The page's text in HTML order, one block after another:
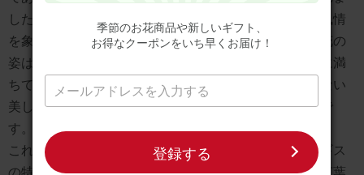
した。日本の文学や芸術において、ホトトギスは秋の風情
を象徴する花として描かれてきました。しかし、その花の
姿は決して衰えを感じさせず、むしろ若々しさと活力に満
ちています。この対比が、時の流れに関わらず変わらない
美しさや活力の象徴として解釈されるようになったので
す。
これらの花言葉は、日本の伝統的な花文化と、ホトトギス
季節のお花商品や新しいギフト、
お得なクーポンをいち早くお届け！
登録する